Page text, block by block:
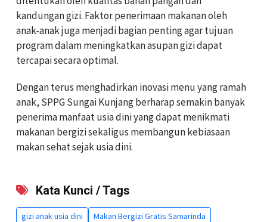
kandungan gizi. Faktor penerimaan makanan oleh
anak-anak juga menjadi bagian penting agar tujuan
program dalam meningkatkan asupan gizi dapat
tercapai secara optimal.
Dengan terus menghadirkan inovasi menu yang ramah
anak, SPPG Sungai Kunjang berharap semakin banyak
penerima manfaat usia dini yang dapat menikmati
makanan bergizi sekaligus membangun kebiasaan
makan sehat sejak usia dini.
Kata Kunci / Tags
gizi anak usia dini
Makan Bergizi Gratis Samarinda